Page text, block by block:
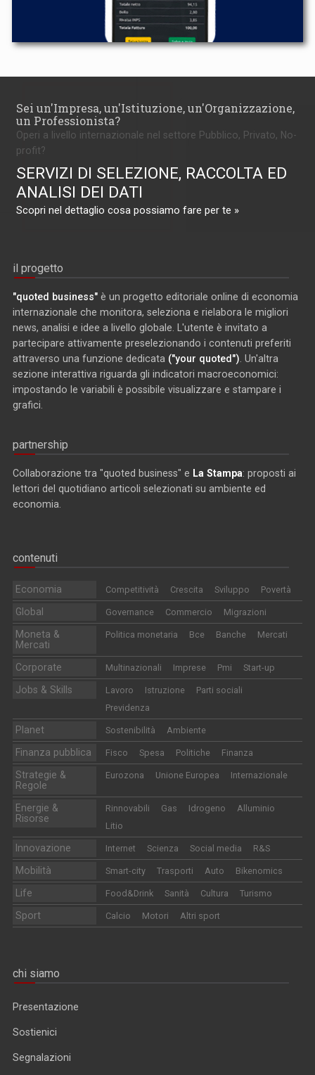
Sei un'Impresa, un'Istituzione, un'Organizzazione,
un Professionista?
Operi a livello internazionale nel settore Pubblico, Privato, No-
profit?
SERVIZI DI SELEZIONE, RACCOLTA ED
ANALISI DEI DATI
Scopri nel dettaglio cosa possiamo fare per te »
il progetto
"quoted business" è un progetto editoriale online di economia
internazionale che monitora, seleziona e rielabora le migliori
news, analisi e idee a livello globale. L'utente è invitato a
partecipare attivamente preselezionando i contenuti preferiti
attraverso una funzione dedicata ("your quoted"). Un'altra
sezione interattiva riguarda gli indicatori macroeconomici:
impostando le variabili è possibile visualizzare e stampare i
grafici.
partnership
Collaborazione tra "quoted business" e La Stampa: proposti ai
lettori del quotidiano articoli selezionati su ambiente ed
economia.
contenuti
Economia Competitività Crescita Sviluppo Povertà
Global Governance Commercio Migrazioni
Moneta &
Mercati
Politica monetaria Bce Banche Mercati
Corporate Multinazionali Imprese Pmi Start-up
Jobs & Skills Lavoro Istruzione
Parti sociali
Previdenza
Planet Sostenibilità Ambiente
Finanza pubblica Fisco Spesa Politiche Finanza
Strategie &
Regole
Eurozona Unione Europea Internazionale
Energie &
Risorse
Rinnovabili Gas Idrogeno
Alluminio
Litio
Innovazione Internet Scienza Social media R&S
Mobilità Smart-city Trasporti Auto Bikenomics
Life Food&Drink Sanità Cultura Turismo
Sport Calcio Motori Altri sport
chi siamo
Presentazione
Sostienici
Segnalazioni